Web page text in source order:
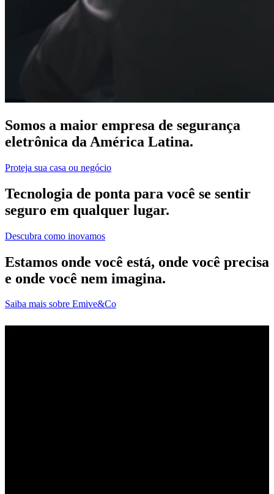
Somos a maior empresa de segurança
eletrônica da América Latina.
Proteja sua casa ou negócio
Tecnologia de ponta para você se sentir
seguro em qualquer lugar.
Descubra como inovamos
Estamos onde você está, onde você precisa
e onde você nem imagina.
Saiba mais sobre Emive&Co